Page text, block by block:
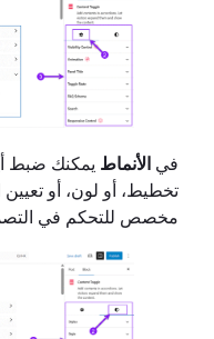
في الأنماط يمكنك ضبط
مخصص للتحكم في